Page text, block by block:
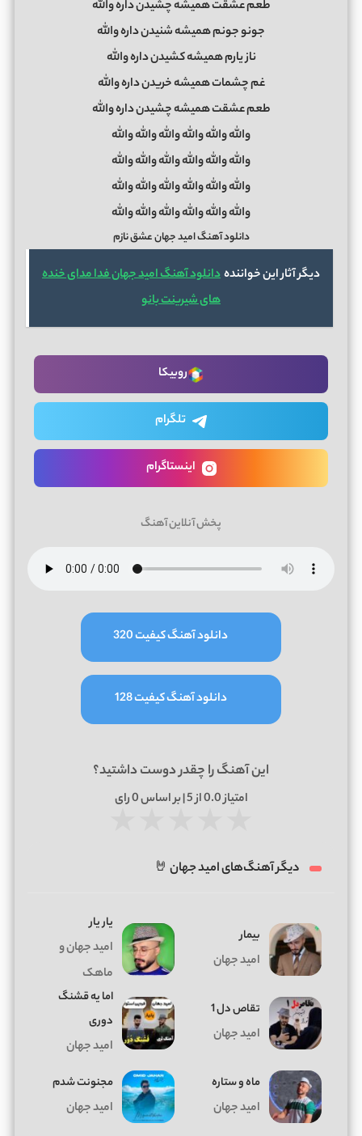
طعم عشقت همیشه چشیدن داره والله
جونو جونم همیشه شنیدن داره والله
ناز یارم همیشه کشیدن داره والله
غم چشمات همیشه خریدن داره والله
طعم عشقت همیشه چشیدن داره والله
والله والله والله والله والله والله
والله والله والله والله والله والله
والله والله والله والله والله والله
والله والله والله والله والله والله
دانلود آهنگ امید جهان عشق نازم
دیگر آثار این خوانندهدانلود آهنگ امید جهان فدا مدای خنده
های شیرینت بانو
روبیکا
تلگرام
اینستاگرام
پخش آنلاین آهنگ
دانلود آهنگ کیفیت 320
دانلود آهنگ کیفیت 128
این آهنگ را چقدر دوست داشتید؟
امتیاز0.0از 5 | بر اساس 0رای
دیگر آهنگ‌های امید جهان 🤘
بیمار
امید جهان
یار یار
امید جهان و
ماهک
تقاص دل 1
امید جهان
اما یه قشنگ
دوری
امید جهان
ماه و ستاره
امید جهان
مجنونت شدم
امید جهان